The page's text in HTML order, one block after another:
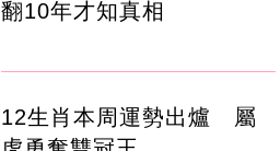
翻10年才知真相
12生肖本周運勢出爐 屬